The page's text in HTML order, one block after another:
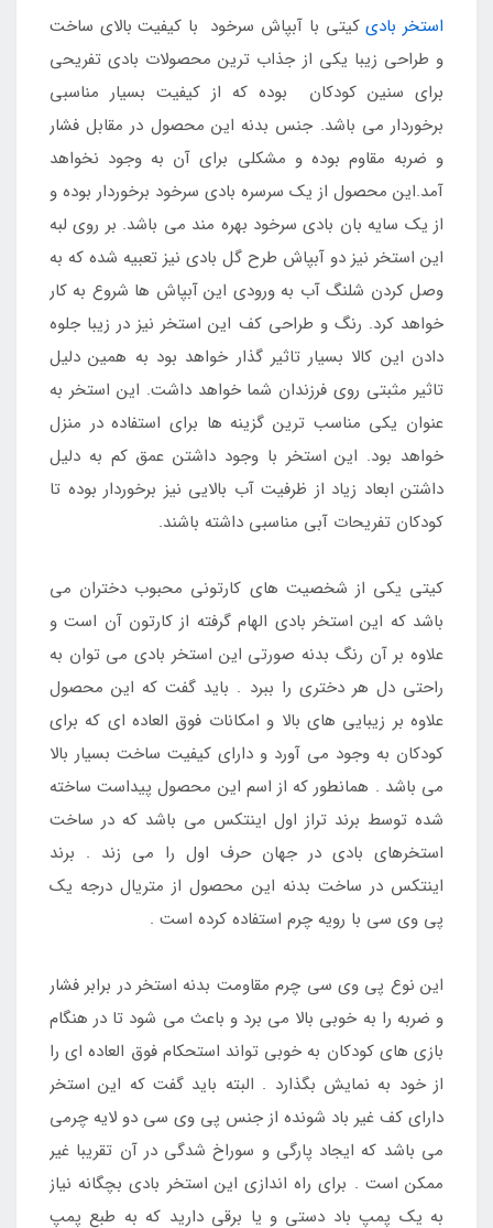
استخر بادیکیتی با آبپاش سرخود با کیفیت بالای ساخت
و طراحی زیبا یکی از جذاب ترین محصولات بادی تفریحی
برای سنین کودکان بوده که از کیفیت بسیار مناسبی
برخوردار می باشد. جنس بدنه این محصول در مقابل فشار
و ضربه مقاوم بوده و مشکلی برای آن به وجود نخواهد
آمد.این محصول از یک سرسره بادی سرخود برخوردار بوده و
از یک سایه بان بادی سرخود بهره مند می باشد. بر روی لبه
این استخر نیز دو آبپاش طرح گل بادی نیز تعبیه شده که به
وصل کردن شلنگ آب به ورودی این آبپاش ها شروع به کار
خواهد کرد. رنگ و طراحی کف این استخر نیز در زیبا جلوه
دادن این کالا بسیار تاثیر گذار خواهد بود به همین دلیل
تاثیر مثبتی روی فرزندان شما خواهد داشت. این استخر به
عنوان یکی مناسب ترین گزینه ها برای استفاده در منزل
خواهد بود. این استخر با وجود داشتن عمق کم به دلیل
داشتن ابعاد زیاد از ظرفیت آب بالایی نیز برخوردار بوده تا
کودکان تفریحات آبی مناسبی داشته باشند.
کیتی یکی از شخصیت های کارتونی محبوب دختران می
باشد که این استخر بادی الهام گرفته از کارتون آن است و
علاوه بر آن رنگ بدنه صورتی این استخر بادی می توان به
راحتی دل هر دختری را ببرد . باید گفت که این محصول
علاوه بر زیبایی های بالا و امکانات فوق العاده ای که برای
کودکان به وجود می آورد و دارای کیفیت ساخت بسیار بالا
می باشد . همانطور که از اسم این محصول پیداست ساخته
شده توسط برند تراز اول اینتکس می باشد که در ساخت
استخرهای بادی در جهان حرف اول را می زند . برند
اینتکس در ساخت بدنه این محصول از متریال درجه یک
پی وی سی با رویه چرم استفاده کرده است .
این نوع پی وی سی چرم مقاومت بدنه استخر در برابر فشار
و ضربه را به خوبی بالا می برد و باعث می شود تا در هنگام
بازی های کودکان به خوبی تواند استحکام فوق العاده ای را
از خود به نمایش بگذارد . البته باید گفت که این استخر
دارای کف غیر باد شونده از جنس پی وی سی دو لایه چرمی
می باشد که ایجاد پارگی و سوراخ شدگی در آن تقریبا غیر
ممکن است . برای راه اندازی این استخر بادی بچگانه نیاز
به یک پمپ باد دستی و یا برقی دارید که به طبع پمپ